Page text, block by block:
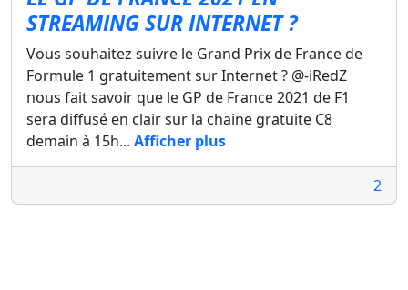
STREAMING SUR INTERNET ?
Vous souhaitez suivre le Grand Prix de France de
Formule 1 gratuitement sur Internet ? @-iRedZ
nous fait savoir que le GP de France 2021 de F1
sera diffusé en clair sur la chaine gratuite C8
demain à 15h... Afficher plus
2